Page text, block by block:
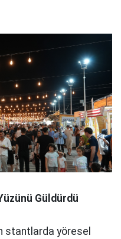
Güldürdü
stantlarda yöresel